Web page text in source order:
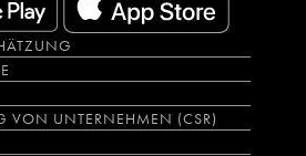
VON UNTERNEHMEN (CSR)